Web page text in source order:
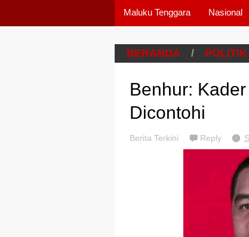
Maluku Tenggara Nasional
BERANDA / POLITIK
Benhur:
Dicontohi
Berita Terkini Reply